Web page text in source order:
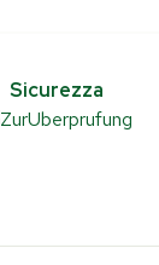
Sicurezza